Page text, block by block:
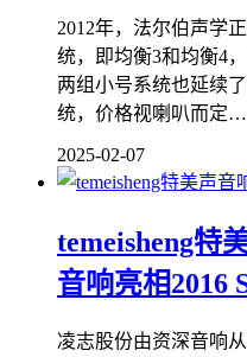
2012年，法尔伯声学
统，即均衡3和均衡4
两组小号系统也延续
统，价格视喇叭而定
2025-02-07
temeisheng特
音响亮相2016
凌志股份由资深音响